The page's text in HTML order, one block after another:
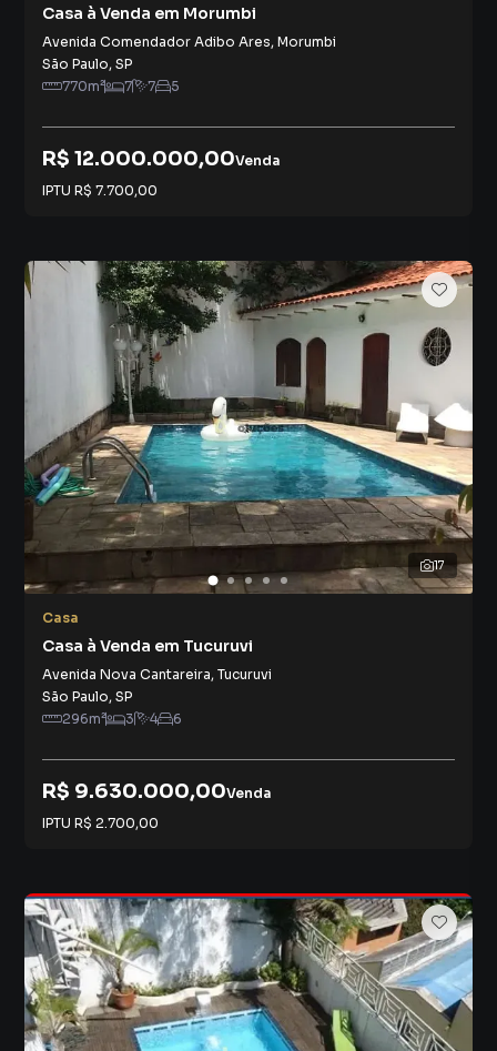
Casa à Venda em Morumbi
Avenida Comendador Adibo Ares, Morumbi
São Paulo, SP
770m² 7 7 5
R$ 12.000.000,00Venda
IPTU R$ 7.700,00
17
Casa
Casa à Venda em Tucuruvi
Avenida Nova Cantareira, Tucuruvi
São Paulo, SP
296m² 3 4 6
R$ 9.630.000,00Venda
IPTU R$ 2.700,00